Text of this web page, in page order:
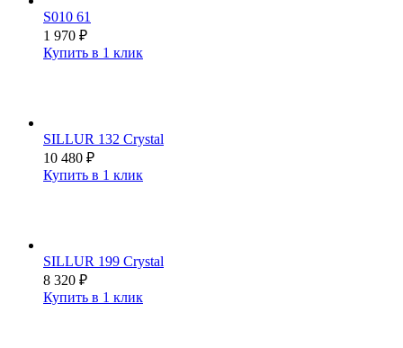
S010 61
1 970 ₽
Купить в 1 клик
SILLUR 132 Crystal
10 480 ₽
Купить в 1 клик
SILLUR 199 Crystal
8 320 ₽
Купить в 1 клик